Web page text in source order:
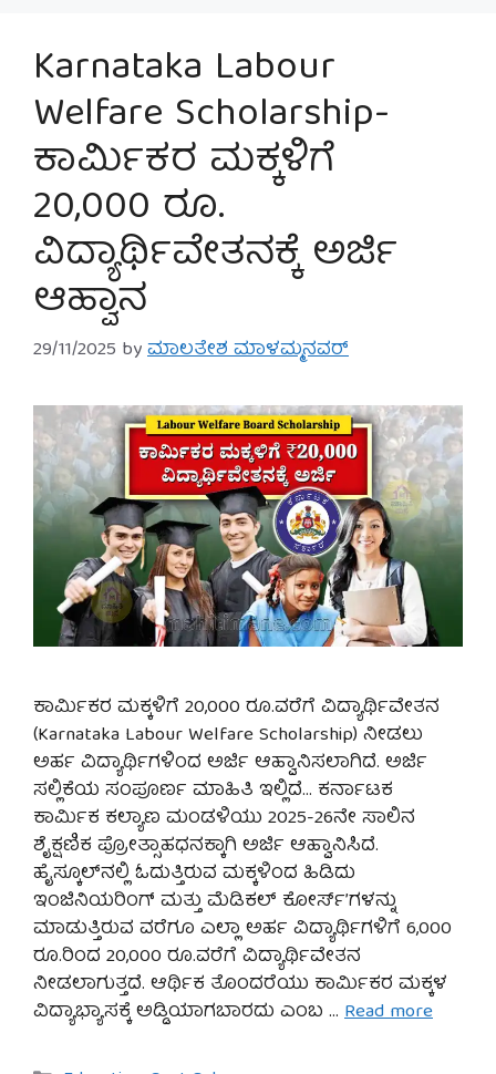
Karnataka Labour
Welfare Scholarship-
ಕಾರ್ಮಿಕರ ಮಕ್ಕಳಿಗೆ
20,000 ರೂ.
ವಿದ್ಯಾರ್ಥಿವೇತನಕ್ಕೆ ಅರ್ಜಿ
ಆಹ್ವಾನ
29/11/2025 byಮಾಲತೇಶ ಮಾಳಮ್ಮನವರ್
ಕಾರ್ಮಿಕರ ಮಕ್ಕಳಿಗೆ 20,000 ರೂ.ವರೆಗೆ ವಿದ್ಯಾರ್ಥಿವೇತನ
(Karnataka Labour Welfare Scholarship) ನೀಡಲು
ಅರ್ಹ ವಿದ್ಯಾರ್ಥಿಗಳಿಂದ ಅರ್ಜಿ ಆಹ್ವಾನಿಸಲಾಗಿದೆ. ಅರ್ಜಿ
ಸಲ್ಲಿಕೆಯ ಸಂಪೂರ್ಣ ಮಾಹಿತಿ ಇಲ್ಲಿದೆ… ಕರ್ನಾಟಕ
ಕಾರ್ಮಿಕ ಕಲ್ಯಾಣ ಮಂಡಳಿಯು 2025-26ನೇ ಸಾಲಿನ
ಶೈಕ್ಷಣಿಕ ಪ್ರೋತ್ಸಾಹಧನಕ್ಕಾಗಿ ಅರ್ಜಿ ಆಹ್ವಾನಿಸಿದೆ.
ಹೈಸ್ಕೂಲ್‌ನಲ್ಲಿ ಓದುತ್ತಿರುವ ಮಕ್ಕಳಿಂದ ಹಿಡಿದು
ಇಂಜಿನಿಯರಿಂಗ್ ಮತ್ತು ಮೆಡಿಕಲ್ ಕೋರ್ಸ್’ಗಳನ್ನು
ಮಾಡುತ್ತಿರುವ ವರೆಗೂ ಎಲ್ಲಾ ಅರ್ಹ ವಿದ್ಯಾರ್ಥಿಗಳಿಗೆ 6,000
ರೂ.ರಿಂದ 20,000 ರೂ.ವರೆಗೆ ವಿದ್ಯಾರ್ಥಿವೇತನ
ನೀಡಲಾಗುತ್ತದೆ. ಆರ್ಥಿಕ ತೊಂದರೆಯು ಕಾರ್ಮಿಕರ ಮಕ್ಕಳ
ವಿದ್ಯಾಭ್ಯಾಸಕ್ಕೆ ಅಡ್ಡಿಯಾಗಬಾರದು ಎಂಬ … Read more